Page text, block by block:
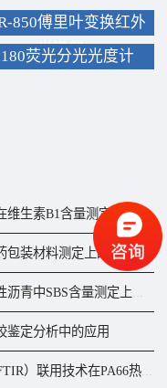
850傅里叶变换红外
光谱仪
荧光分光光度计
荧光分光光度法在维生素B1含量测定上的应用
包装材料测定上的应用
红外光谱法在改性沥青中SBS含量测定上的应用
鉴定分析中的应用
热重-红外（TG-FTIR）联用技术在PA66热解研究上的应用